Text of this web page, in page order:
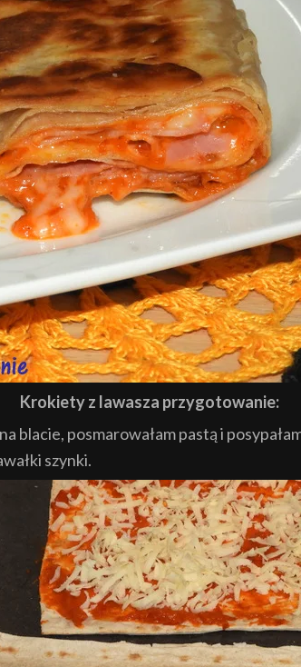
Krokiety z lawasza przygotowanie:
blacie, posmarowałam pastą i
szynki.